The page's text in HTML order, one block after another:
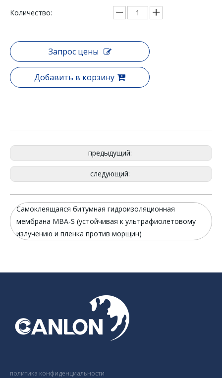
Количество:
Запрос цены
Добавить в корзину
предыдущий:
следующий:
Самоклеящаяся битумная гидроизоляционная
мембрана MBA-S (устойчивая к ультрафиолетовому
излучению и пленка против морщин)
политика конфиденциальности